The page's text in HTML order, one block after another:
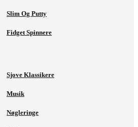
Slim Og Putty
Fidget Spinnere
Sjove Klassikere
Musik
Nøgleringe